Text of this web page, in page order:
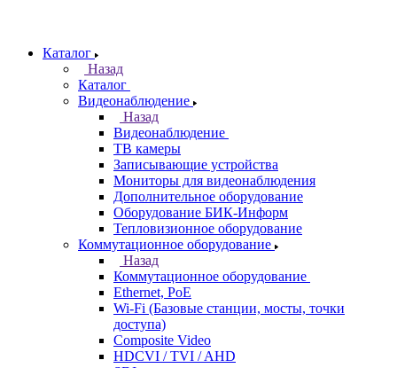
Каталог
Назад
Каталог
Видеонаблюдение
Назад
Видеонаблюдение
ТВ камеры
Записывающие устройства
Мониторы для видеонаблюдения
Дополнительное оборудование
Оборудование БИК-Информ
Тепловизионное оборудование
Коммутационное оборудование
Назад
Коммутационное оборудование
Ethernet, PoE
Wi-Fi (Базовые станции, мосты, точки
доступа)
Composite Video
HDCVI / TVI / AHD